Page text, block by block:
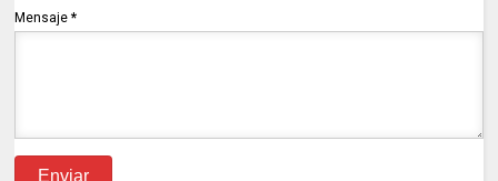
Mensaje*